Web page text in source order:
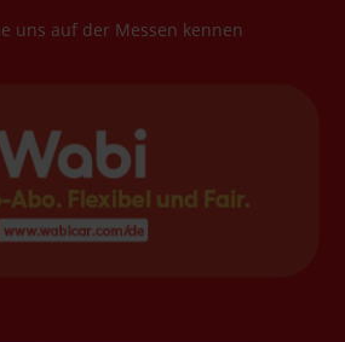
uns auf der Messen kennen